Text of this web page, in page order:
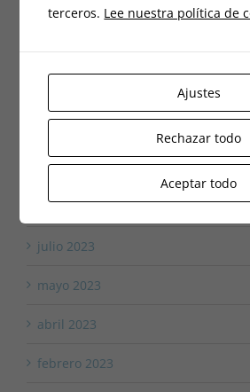
julio 2024
junio 2024
diciembre 2023
octubre 2023
julio 2023
mayo 2023
abril 2023
febrero 2023
terceros. Lee nuestra política de
Ajustes
Rechazar todo
Aceptar todo